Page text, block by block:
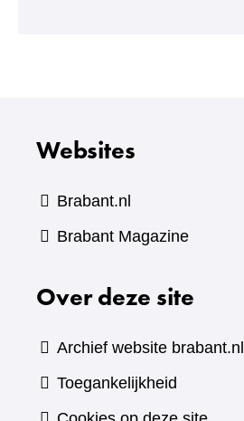
Websites
Brabant.nl
Brabant Magazine(verwijst
een
website)
Over deze site
Archief website brabant.nl
Toegankelijkheid